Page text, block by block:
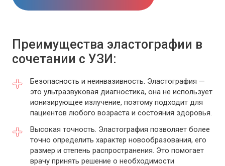
Преимущества эластографии в
сочетании с УЗИ:
Безопасность и неинвазивность. Эластография —
это ультразвуковая диагностика, она не использует
ионизирующее излучение, поэтому подходит для
пациентов любого возраста и состояния здоровья.
Высокая точность. Эластография позволяет более
точно определить характер новообразования, его
размер и степень распространения. Это помогает
врачу принять решение о необходимости